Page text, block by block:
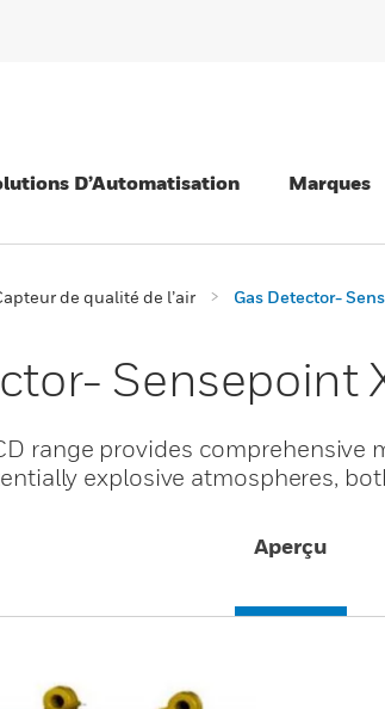
D’Automatisation Marques
de qualité de l’air Gas Detector-
Sensepoint
range provides
explosive atmospheres,
Aperçu